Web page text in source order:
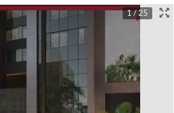
1 / 25